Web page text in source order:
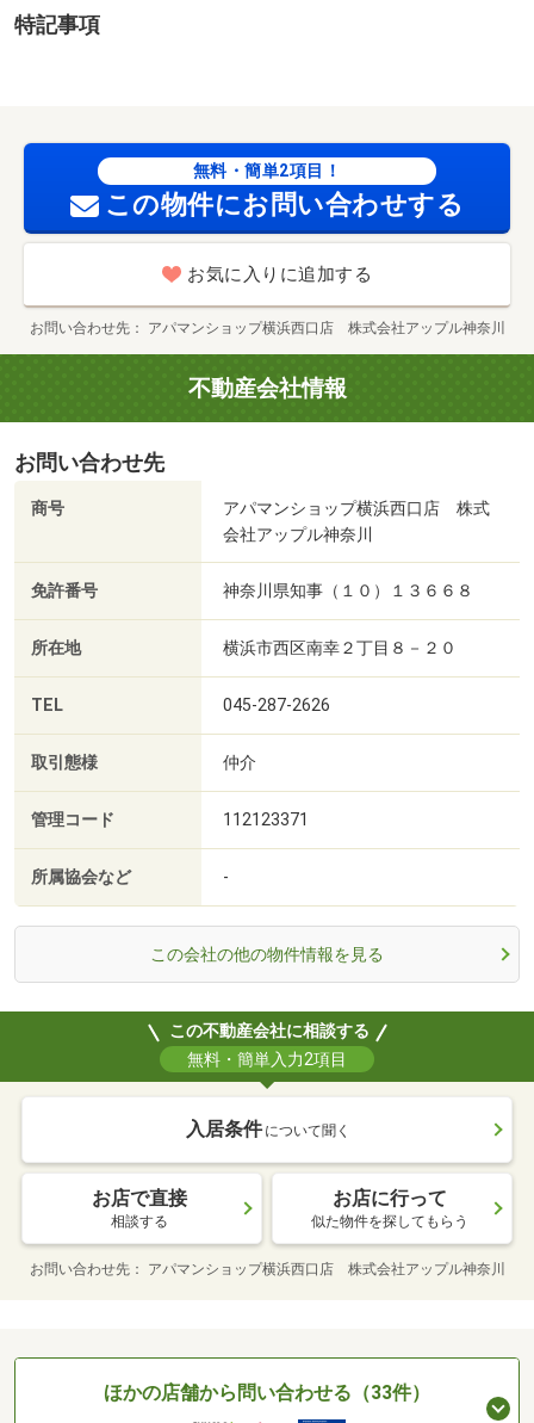
必須 プラザ賃貸保証 家賃等の１００％または１２
川県宅地建物取引業協会 公取協名：（公社） 首都圏不
動産公正取引協議会加盟
特記事項
無料・簡単2項目！
この物件にお問い合わせする
お気に入りに追加する
お問い合わせ先 アパマンショップ横浜西口店 株式会社アップル神奈川
不動産会社情報
お問い合わせ先
商号
アパマンショップ横浜西口店 株式
会社アップル神奈川
免許番号 神奈川県知事（１０）１３６６８
所在地 横浜市西区南幸２丁目８－２０
TEL 045-287-2626
取引態様 仲介
管理コード 112123371
所属協会など -
この会社の他の物件情報を見る
この不動産会社に相談する
無料・簡単入力2項目
入居条件 について聞く
お店で直接
相談する
お店に行って
似た物件を探してもらう
お問い合わせ先 アパマンショップ横浜西口店 株式会社アップル神奈川
ほかの店舗から問い合わせる（33件）